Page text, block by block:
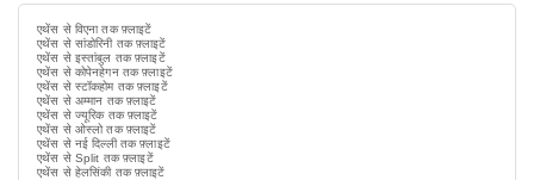
एथेंस से विएना तक फ़्लाइटें
एथेंस से सांडोरिनी तक फ़्लाइटें
एथेंस से इस्तांबुल तक फ़्लाइटें
एथेंस से कोपेनहेगन तक फ़्लाइटें
एथेंस से स्टॉकहोम तक फ़्लाइटें
एथेंस से अम्मान तक फ़्लाइटें
एथेंस से ज्यूरिक तक फ़्लाइटें
एथेंस से ओस्लो तक फ़्लाइटें
एथेंस से नई दिल्ली तक फ़्लाइटें
एथेंस से Split तक फ़्लाइटें
एथेंस से हेलसिंकी तक फ़्लाइटें